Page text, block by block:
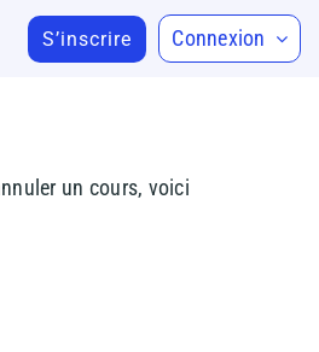
S’inscrire Connexion
un cours, voici